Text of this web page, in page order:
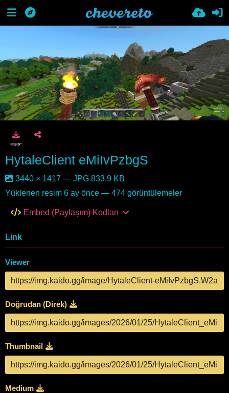
HytaleClient eMiIvPzbgS
3440 × 1417 — JPG 833.9 KB
Yüklenen resim 6 ay önce — 474 görüntülemeler
Embed (Paylaşım) Kodları
Link
Viewer
Doğrudan (Direk)
Thumbnail
Medium